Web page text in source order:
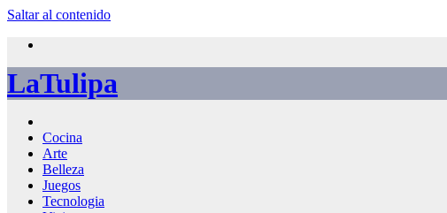
Saltar al contenido
LaTulipa
Cocina
Arte
Belleza
Juegos
Tecnologia